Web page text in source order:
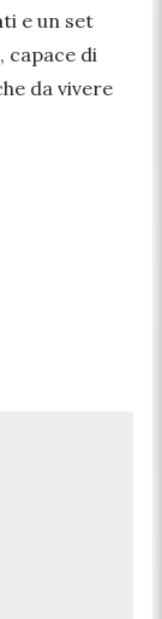
e un set
capace di
da vivere